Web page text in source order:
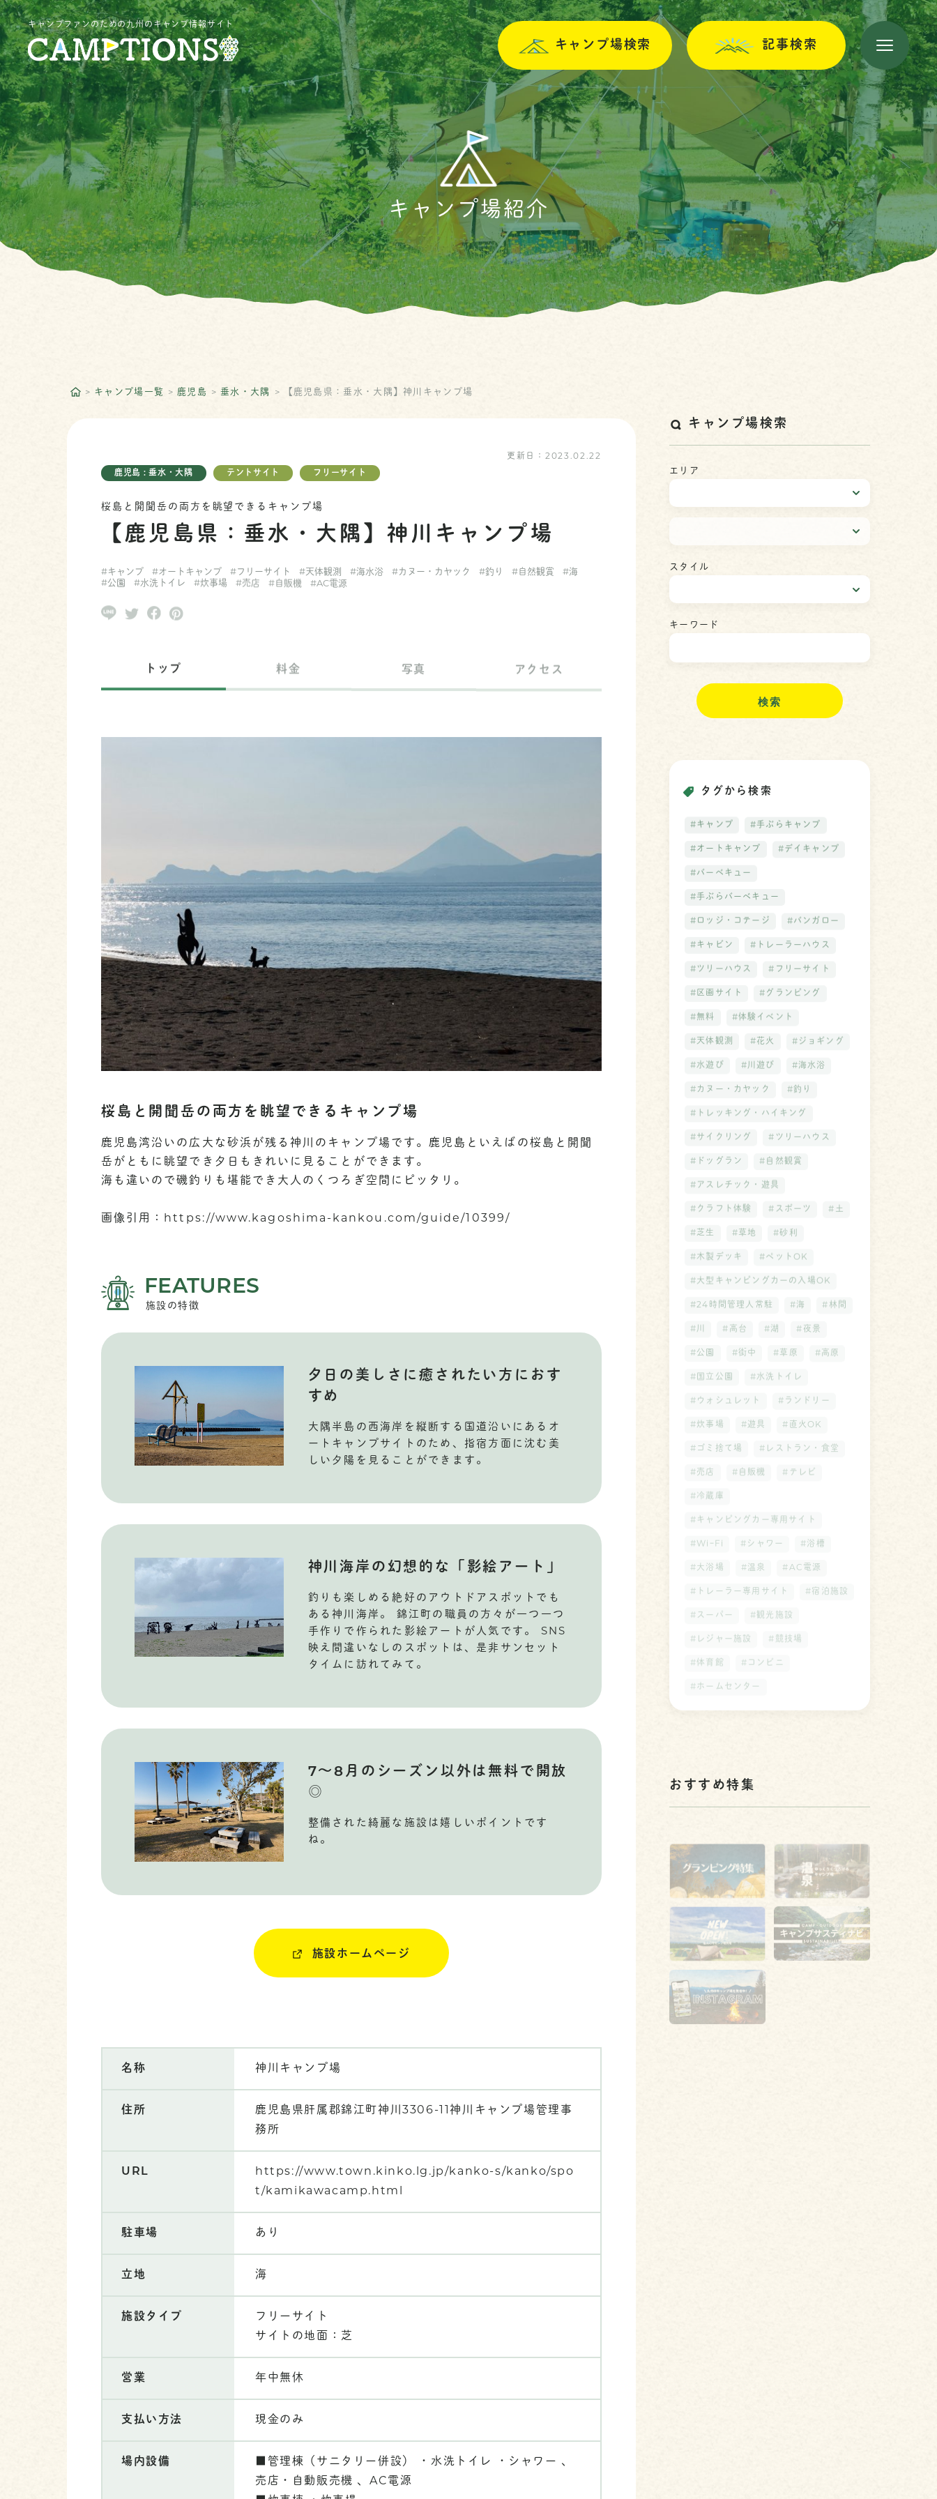
キャンプファンのための九州のキャンプ情報サイト
キャンプ場検索 記事検索
キャンプ場紹介
キャンプ場一覧 鹿児島 垂水・大隅 【鹿児島県：垂水・大隅】神川キャンプ場
更新日： 2023.02.22
鹿児島 : 垂水・大隅
テントサイト フリーサイト
桜島と開聞岳の両方を眺望できるキャンプ場
【鹿児島県：垂水・大隅】神川キャンプ場
#キャンプ #オートキャンプ #フリーサイト #天体観測 #海水浴 #カヌー・カヤック #釣り #自然観賞
#海
#公園
#水洗トイレ #炊事場 #売店 #自販機 #AC電源
トップ 料金 写真 アクセス
桜島と開聞岳の両方を眺望できるキャンプ場
鹿児島湾沿いの広大な砂浜が残る神川のキャンプ場です。鹿児島といえばの桜島と開聞
岳がともに眺望でき夕日もきれいに見ることができます。
海も違いので磯釣りも堪能でき大人のくつろぎ空間にピッタリ。
画像引用：https://www.kagoshima-kankou.com/guide/10399/
FEATURES
施設の特徴
夕日の美しさに癒されたい方におす
すめ
大隅半島の西海岸を縦断する国道沿いにあるオ
ートキャンプサイトのため、指宿方面に沈む美
しい夕陽を見ることができます。
神川海岸の幻想的な「影絵アート」
釣りも楽しめる絶好のアウトドアスポットでも
ある神川海岸。 錦江町の職員の方々が一つ一つ
手作りで作られた影絵アートが人気です。 SNS
映え間違いなしのスポットは、是非サンセット
タイムに訪れてみて。
7～8月のシーズン以外は無料で開放
◎
整備された綺麗な施設は嬉しいポイントです
ね。
施設ホームページ
名称 神川キャンプ場
住所
鹿児島県肝属郡錦江町神川3306-11神川キャンプ場管理事
務所
URL
https://www.town.kinko.lg.jp/kanko-s/kanko/spo
t/kamikawacamp.html
駐車場 あり
立地 海
施設タイプ
フリーサイト
サイトの地面：芝
営業 年中無休
支払い方法 現金のみ
場内設備
■管理棟（サニタリー併設） ・水洗トイレ ・シャワー 、
売店・自動販売機 、AC電源
キャンプ場検索
エリア
スタイル
キーワード
検
タグから検索
#キャンプ #手ぶらキャンプ
#オートキャンプ #デイキャンプ
#バーベキュー
#手ぶらバーベキュー
#ロッジ・コテージ #バンガロー
#キャビン #トレーラーハウス
#ツリーハウス #フリーサイト
#区画サイト #グランピング
#無料 #体験イベント
#天体観測 #花火 #ジョギング
#水遊び #川遊び #海水浴
#カヌー・カヤック #釣り
#トレッキング・ハイキング
#サイクリング #ツリーハウス
#ドッグラン #自然観賞
#アスレチック・遊具
#クラフト体験 #スポーツ #土
#芝生 #草地 #砂利
#木製デッキ #ペットOK
#大型キャンピングカーの入場OK
#24時間管理人常駐 #海 #林間
#川 #高台 #湖 #夜景
#公園 #街中 #草原 #高原
#国立公園 #水洗トイレ
#ウォシュレット #ランドリー
#炊事場 #遊具 #直火OK
#ゴミ捨て場 #レストラン・食堂
#売店 #自販機 #テレビ
#冷蔵庫
#キャンピングカー専用サイト
#WiｰFi #シャワー #浴槽
#大浴場 #温泉 #AC電源
#トレーラー専用サイト #宿泊施設
#スーパー #観光施設
#レジャー施設 #競技場
#体育館 #コンビニ
#ホームセンター
おすすめ特集